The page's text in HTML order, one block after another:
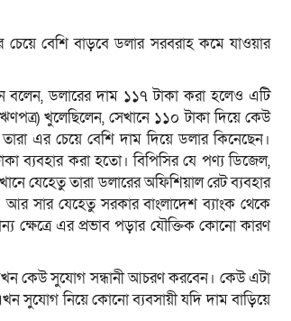
চেয়ে বেশি বাড়বে ডলার সরবরাহ কমে যাওয়ার
বলেন, ডলারের দাম ১১৭ টাকা করা হলেও এটি
খুলেছিলেন, সেখানে ১১০ টাকা দিয়ে কেউ
এর চেয়ে বেশি দাম দিয়ে ডলার কিনেছেন।
ব্যবহার করা হতো। বিপিসির যে পণ্য ডিজেল,
যেহেতু তারা ডলারের অফিশিয়াল রেট ব্যবহার
সার যেহেতু সরকার বাংলাদেশ ব্যাংক থেকে
ক্ষেত্রে এর প্রভাব পড়ার যৌক্তিক কোনো কারণ
কেউ সুযোগ সন্ধানী আচরণ করবেন। কেউ এটা
সুযোগ নিয়ে কোনো ব্যবসায়ী যদি দাম বাড়িয়ে